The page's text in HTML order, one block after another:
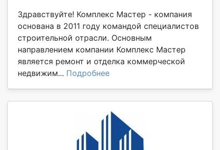
Здравствуйте! Комплекс Мастер - компания
основана в 2011 году командой специалистов
строительной отрасли. Основным
направлением компании Комплекс Мастер
является ремонт и отделка коммерческой
недвижим... Подробнее